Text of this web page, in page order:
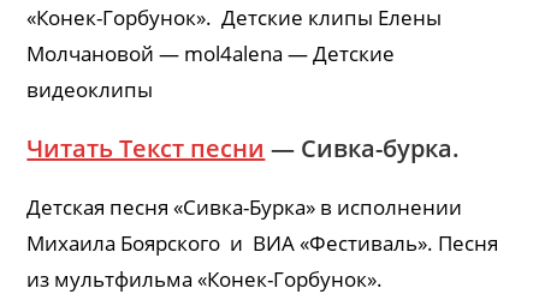
«Конек-Горбунок». Детские клипы Елены
Молчановой — mol4alena — Детские
видеоклипы
Читать Текст песни — Сивка-бурка.
Детская песня «Сивка-Бурка» в исполнении
Михаила Боярского и ВИА «Фестиваль». Песня
из мультфильма «Конек-Горбунок».